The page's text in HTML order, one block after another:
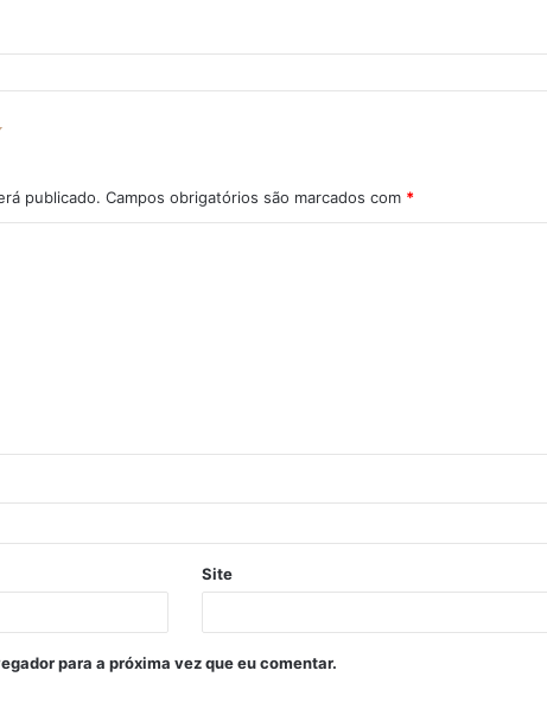
publicado. Campos obrigatórios são marcados com *
Site
para a próxima vez que eu comentar.